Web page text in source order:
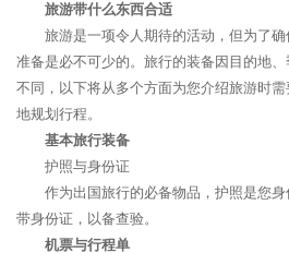
旅游带什么东西合适
旅游是一项令人期待的活动，但为了
准备是必不可少的。旅行的装备因目的地
不同，以下将从多个方面为您介绍旅游时
地规划行程。
基本旅行装备
护照与身份证
作为出国旅行的必备物品，护照是您
带身份证，以备查验。
机票与行程单